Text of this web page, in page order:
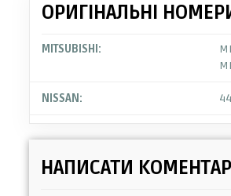
ОРИГІНАЛЬНІ
MITSUBISHI:
NISSAN:
НАПИСАТИ КОМЕНТАР